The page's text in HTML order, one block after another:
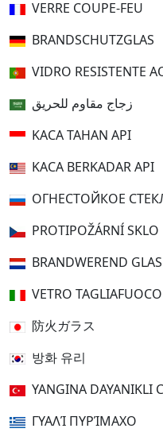
VERRE COUPE-FEU
BRANDSCHUTZGLAS
VIDRO RESISTENTE
زجاج مقاوم للحريق
KACA TAHAN API
KACA BERKADAR API
ОГНЕСТОЙКОЕ
PROTIPOŽÁRNÍ SKLO
BRANDWEREND GLAS
VETRO TAGLIAFUOCO
防火ガラス
방화 유리
YANGINA DAYANIKLI
ΓΥΑΛΊ ΠΥΡΊΜΑΧΟ